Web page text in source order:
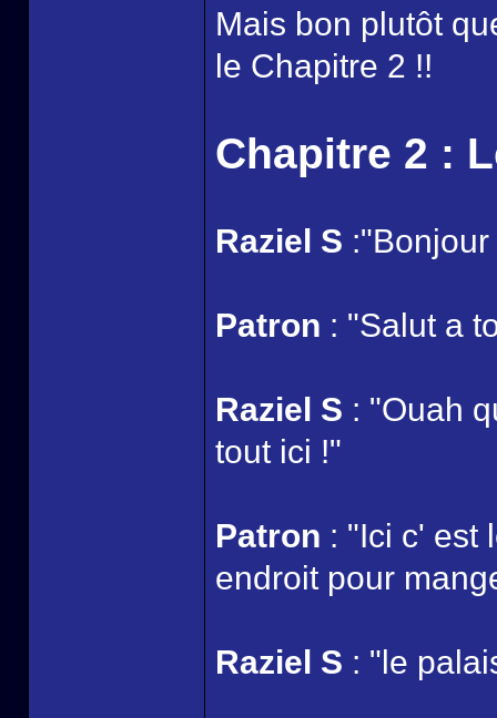
Mais bon plutôt
le Chapitre 2 !!
Chapitre 2 :
Raziel S
Patron : "Salut a
Raziel S : "Ouah
tout ici !"
Patron : "Ici c' est
endroit pour
Raziel S : "le